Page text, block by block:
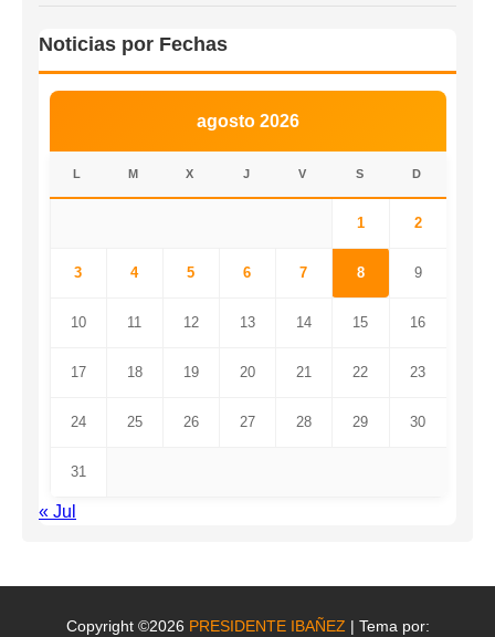
Noticias por Fechas
agosto 2026
L M X J V S D
1 2
3 4 5 6 7 8 9
10 11 12 13 14 15 16
17 18 19 20 21 22 23
24 25 26 27 28 29 30
31
« Jul
Copyright ©2026 PRESIDENTE IBAÑEZ | Tema por: